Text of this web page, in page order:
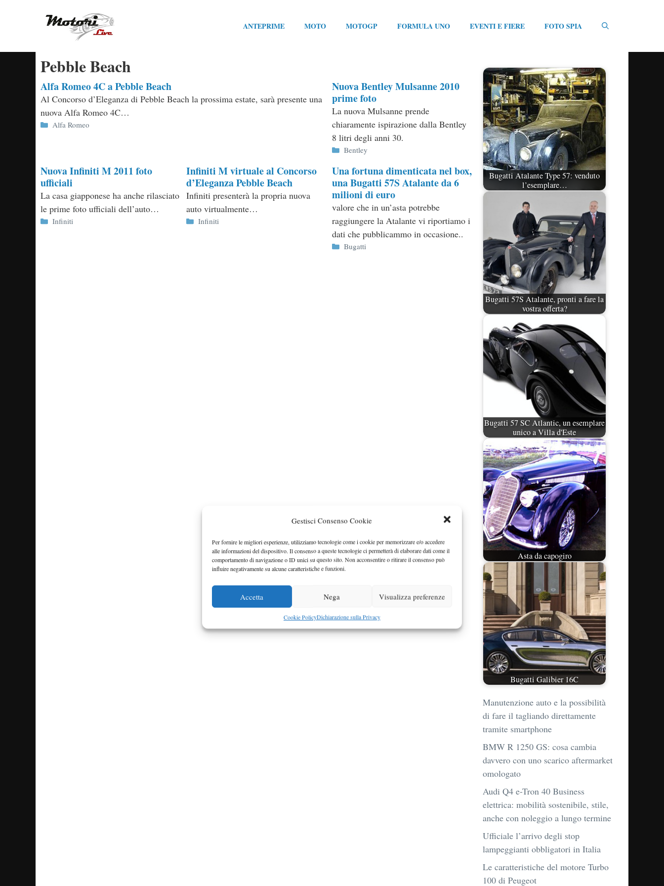
Gestisci Consenso Cookie
Per fornire le migliori esperienze, utilizziamo tecnologie come i cookie per memorizzare e/o accedere
alle informazioni del dispositivo. Il consenso a queste tecnologie ci permetterà di elaborare dati come il
comportamento di navigazione o ID unici su questo sito. Non acconsentire o ritirare il consenso può
influire negativamente su alcune caratteristiche e funzioni.
Accetta Nega Visualizza preferenze
Cookie PolicyDichiarazione sulla Privacy
ANTEPRIME MOTO MOTOGP FORMULA UNO EVENTI E FIERE FOTO SPIA
Pebble Beach
Alfa Romeo 4C a Pebble Beach
Al Concorso d’Eleganza di Pebble Beach la prossima estate, sarà presente una
nuova Alfa Romeo 4C…
Categorie
Alfa Romeo
Nuova Bentley Mulsanne 2010
prime foto
La nuova Mulsanne prende
chiaramente ispirazione dalla Bentley
8 litri degli anni 30.
Categorie
Bentley
Nuova Infiniti M 2011 foto
ufficiali
La casa giapponese ha anche rilasciato
le prime foto ufficiali dell’auto…
Categorie
Infiniti
Infiniti M virtuale al Concorso
d’Eleganza Pebble Beach
Infiniti presenterà la propria nuova
auto virtualmente…
Categorie
Infiniti
Una fortuna dimenticata nel box,
una Bugatti 57S Atalante da 6
milioni di euro
valore che in un’asta potrebbe
raggiungere la Atalante vi riportiamo i
dati che pubblicammo in occasione..
Categorie
Bugatti
Bugatti Atalante Type 57: venduto
l’esemplare…
Bugatti 57S Atalante, pronti a fare la
vostra offerta?
Bugatti 57 SC Atlantic, un esemplare
unico a Villa d'Este
Asta da capogiro
Bugatti Galibier 16C
Manutenzione auto e la possibilità
di fare il tagliando direttamente
tramite smartphone
BMW R 1250 GS: cosa cambia
davvero con uno scarico aftermarket
omologato
Audi Q4 e-Tron 40 Business
elettrica: mobilità sostenibile, stile,
anche con noleggio a lungo termine
Ufficiale l’arrivo degli stop
lampeggianti obbligatori in Italia
Le caratteristiche del motore Turbo
100 di Peugeot